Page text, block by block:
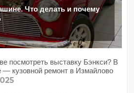
Что делать и почему
посмотреть выставку Бэнкси? В
— кузовной ремонт в Измайлово